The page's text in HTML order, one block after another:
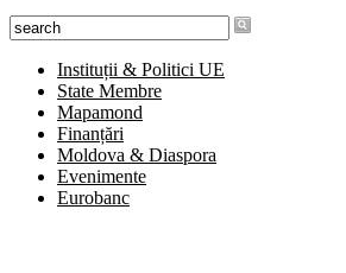
Instituții & Politici UE
State Membre
Mapamond
Finanțări
Moldova & Diaspora
Evenimente
Eurobanc